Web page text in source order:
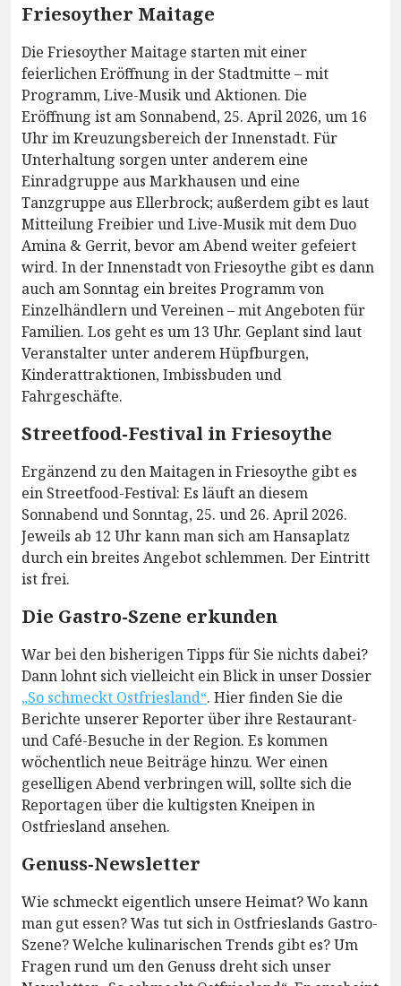
Friesoyther Maitage
Die Friesoyther Maitage starten mit einer
feierlichen Eröffnung in der Stadtmitte – mit
Programm, Live-Musik und Aktionen. Die
Eröffnung ist am Sonnabend, 25. April 2026, um 16
Uhr im Kreuzungsbereich der Innenstadt. Für
Unterhaltung sorgen unter anderem eine
Einradgruppe aus Markhausen und eine
Tanzgruppe aus Ellerbrock; außerdem gibt es laut
Mitteilung Freibier und Live-Musik mit dem Duo
Amina & Gerrit, bevor am Abend weiter gefeiert
wird. In der Innenstadt von Friesoythe gibt es dann
auch am Sonntag ein breites Programm von
Einzelhändlern und Vereinen – mit Angeboten für
Familien. Los geht es um 13 Uhr. Geplant sind laut
Veranstalter unter anderem Hüpfburgen,
Kinderattraktionen, Imbissbuden und
Fahrgeschäfte.
Streetfood-Festival in Friesoythe
Ergänzend zu den Maitagen in Friesoythe gibt es
ein Streetfood-Festival: Es läuft an diesem
Sonnabend und Sonntag, 25. und 26. April 2026.
Jeweils ab 12 Uhr kann man sich am Hansaplatz
durch ein breites Angebot schlemmen. Der Eintritt
ist frei.
Die Gastro-Szene erkunden
War bei den bisherigen Tipps für Sie nichts dabei?
Dann lohnt sich vielleicht ein Blick in unser Dossier
„So schmeckt Ostfriesland“. Hier finden Sie die
Berichte unserer Reporter über ihre Restaurant-
und Café-Besuche in der Region. Es kommen
wöchentlich neue Beiträge hinzu. Wer einen
geselligen Abend verbringen will, sollte sich die
Reportagen über die kultigsten Kneipen in
Ostfriesland ansehen.
Genuss-Newsletter
Wie schmeckt eigentlich unsere Heimat? Wo kann
man gut essen? Was tut sich in Ostfrieslands Gastro-
Szene? Welche kulinarischen Trends gibt es? Um
Fragen rund um den Genuss dreht sich unser